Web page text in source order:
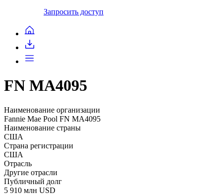
Запросить доступ
FN MA4095
Наименование организации
Fannie Mae Pool FN MA4095
Наименование страны
США
Страна регистрации
США
Отрасль
Другие отрасли
Публичный долг
5 910 млн USD